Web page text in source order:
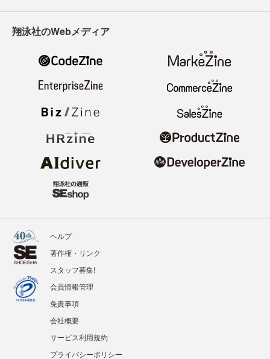
翔泳社のWebメディア
ヘルプ
著作権・リンク
スタッフ募集!
会員情報管理
免責事項
会社概要
サービス利用規約
プライバシーポリシー